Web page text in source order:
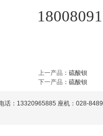
上一产品 ： 硫酸钡
下一产品 ： 硫酸钡
话：13320965885 座机：028-